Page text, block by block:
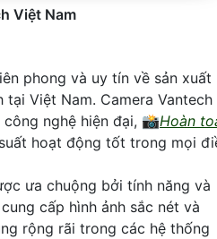
Việt Nam
phong và uy tín về sản xuất
tại Việt Nam. Camera Vantech
nghệ hiện đại, 📸Hoàn
hoạt động tốt trong mọi
ưa chuộng bởi tính năng và
cấp hình ảnh sắc nét và
rộng rãi trong các hệ thống